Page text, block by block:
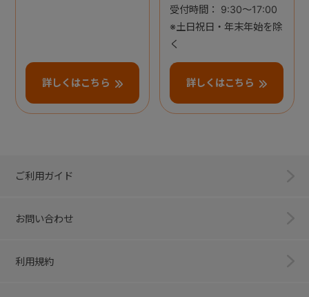
詳しくはこちら
受付時間： 9:30～17:00
※土日祝日・年末年始を除
く
詳しくはこちら
ご利用ガイド
お問い合わせ
利用規約